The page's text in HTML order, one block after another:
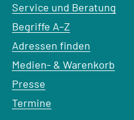
Service und Beratung
Begriffe A–Z
Adressen finden
Medien- & Warenkorb
Presse
Termine